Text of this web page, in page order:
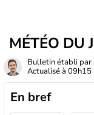
MÉTÉO DU
Bulletin établi par
Actualisé à 09h15
En bref